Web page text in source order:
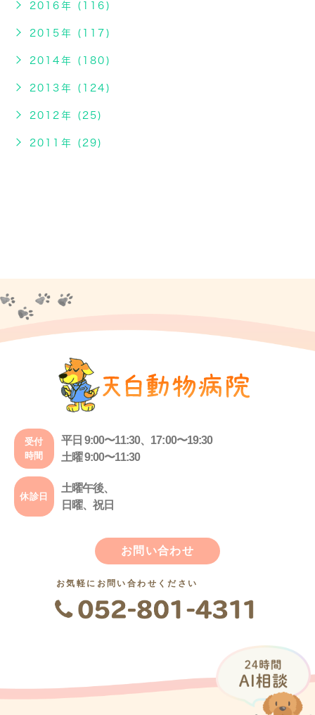
2016年 (116)
2015年 (117)
2014年 (180)
2013年 (124)
2012年 (25)
2011年 (29)
受付
時間
平日 9:00〜11:30、17:00〜19:30
土曜 9:00〜11:30
休診日
土曜午後、
日曜、祝日
お問い合わせ
お気軽にお問い合わせください